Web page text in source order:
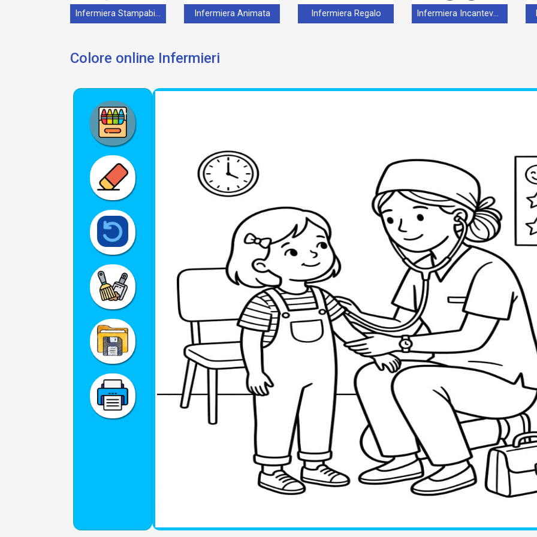
Infermiera Stampabile per Piccoli Infermiera Animata Infermiera Regalo Infermiera Incantevole
Colore online Infermieri